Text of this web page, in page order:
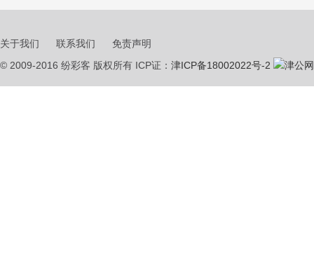
关于我们 联系我们
免责声明
© 2009-2016 纷彩客 版权所有 ICP证： 津ICP备18002022号-2 津公